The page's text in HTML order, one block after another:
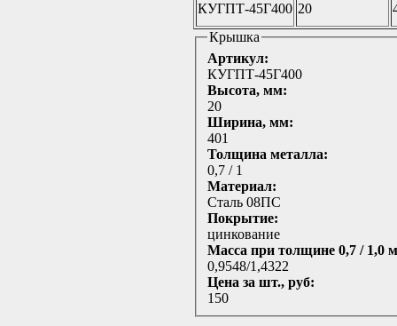
КУГПТ-45Г400 20
Крышка
Артикул:
КУГПТ-45Г400
Высота, мм:
20
Ширина, мм:
401
Толщина металла:
0,7 / 1
Материал:
Сталь 08ПС
Покрытие:
цинкование
Масса при толщине 0,7 / 1,0
0,9548/1,4322
Цена за шт., руб:
150